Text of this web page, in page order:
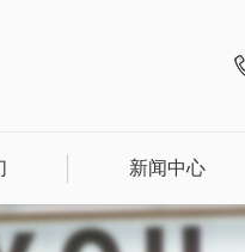
新闻中心